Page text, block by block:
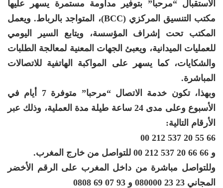
الاستقبال “مرحبا” بتوفير مداومة مستمرة يسهر عليها
مكتب التنسيق المركزي (BCC)، المتواجد بالرباط. ويعمل
المكتب تحت إشراف المؤسسة، ويتابع السير اليومي
للعمليات الميدانية، ويعبئ الجهات المعنية لمعالجة الطلبات
والشكايات، كما يسهر على المواكبة الهاتفية للاتصالات
المباشرة.
وبهذا، تكون خدمة الاتصال “مرحبا” متوفرة 7 أيام في
الأسبوع وعلى مدى 24 ساعة طيلة مدة العملية، وذلك عبر
الأرقام التالية:
66 55 20 537 212 00
و 66 66 20 537 212 00 للتواصل من خارج المغرب.
وللتواصل مباشرة من داخل المغرب على الرقم الأخضر
المجاني 23 23 080000 و 93 07 69 0808